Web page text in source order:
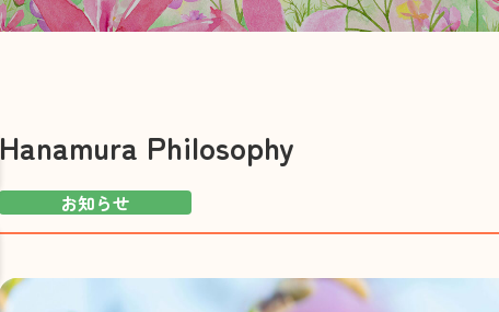
在宅介護支援センター・
グループホーム さと・やかた/
配食サービスセンター
Hanamura Philosophy
お知らせ